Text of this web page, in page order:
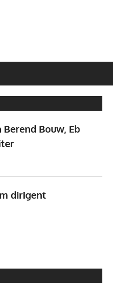
Christelijk
Mannenkoor
Bouw, Eb
dirigent